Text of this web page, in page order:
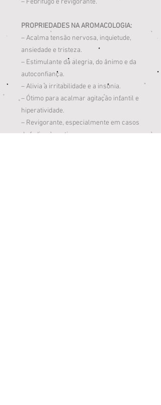
– Febrífugo e revigorante.
PROPRIEDADES NA AROMACOLOGIA:
– Acalma tensão nervosa, inquietude,
ansiedade e tristeza.
– Estimulante da alegria, do ânimo e da
autoconfiança.
– Alivia a irritabilidade e a insônia.
– Ótimo para acalmar agitação infantil e
hiperatividade.
– Revigorante, especialmente em casos
de fadiga e apatia.